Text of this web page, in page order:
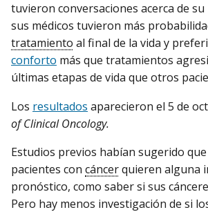
tuvieron conversaciones acerca de
sus médicos tuvieron más
tratamiento al final de la vida y
conforto más que tratamientos
últimas etapas de vida que otros
Los resultados aparecieron el 5 de
of Clinical Oncology.
Estudios previos habían sugerido
pacientes con cáncerquieren alguna
pronóstico, como saber si sus
Pero hay menos investigación de si